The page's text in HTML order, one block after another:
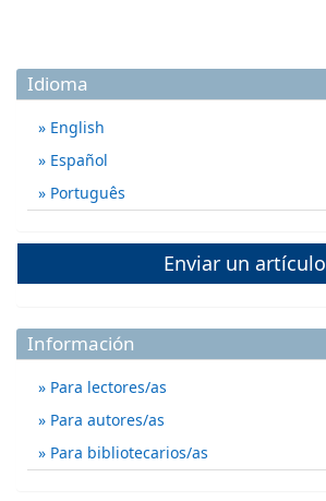
Idioma
English
Español
Português
Enviar un artículo
Información
Para lectores/as
Para autores/as
Para bibliotecarios/as